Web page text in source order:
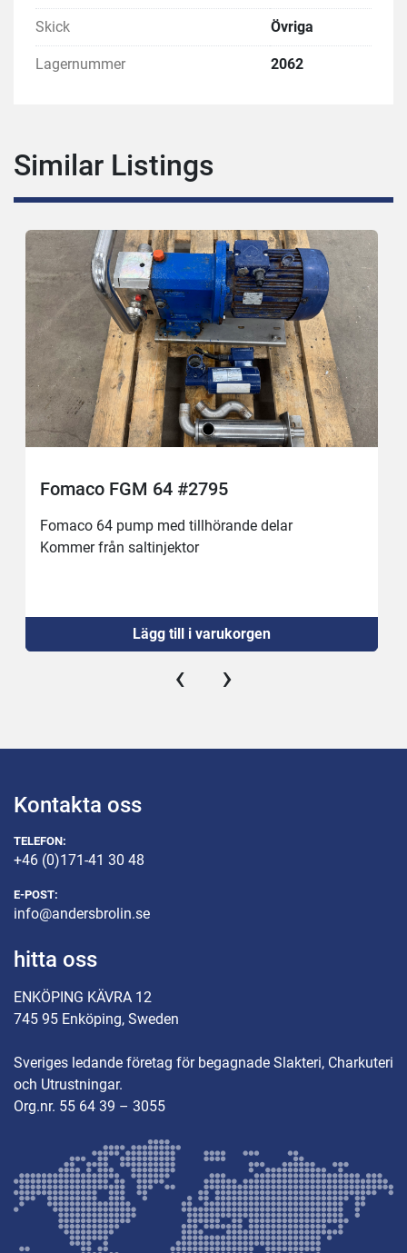
Skick Övriga
Lagernummer 2062
Similar Listings
Fomaco FGM 64 #2795
Fomaco 64 pump med tillhörande delar
Kommer från saltinjektor
Lägg till i varukorgen
‹ ›
Kontakta oss
TELEFON:
+46 (0)171-41 30 48
E-POST:
info@andersbrolin.se
hitta oss
ENKÖPING KÄVRA 12
745 95 Enköping, Sweden
Sveriges ledande företag för begagnade Slakteri, Charkuteri
och Utrustningar.
Org.nr. 55 64 39 – 3055